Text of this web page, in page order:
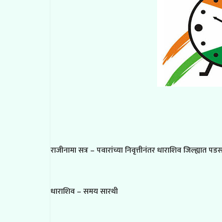
राजीनामा सत्र – पवारांच्या निवृत्तीनंतर धाराशिव जिल्ह्यात
धाराशिव – समय सारथी